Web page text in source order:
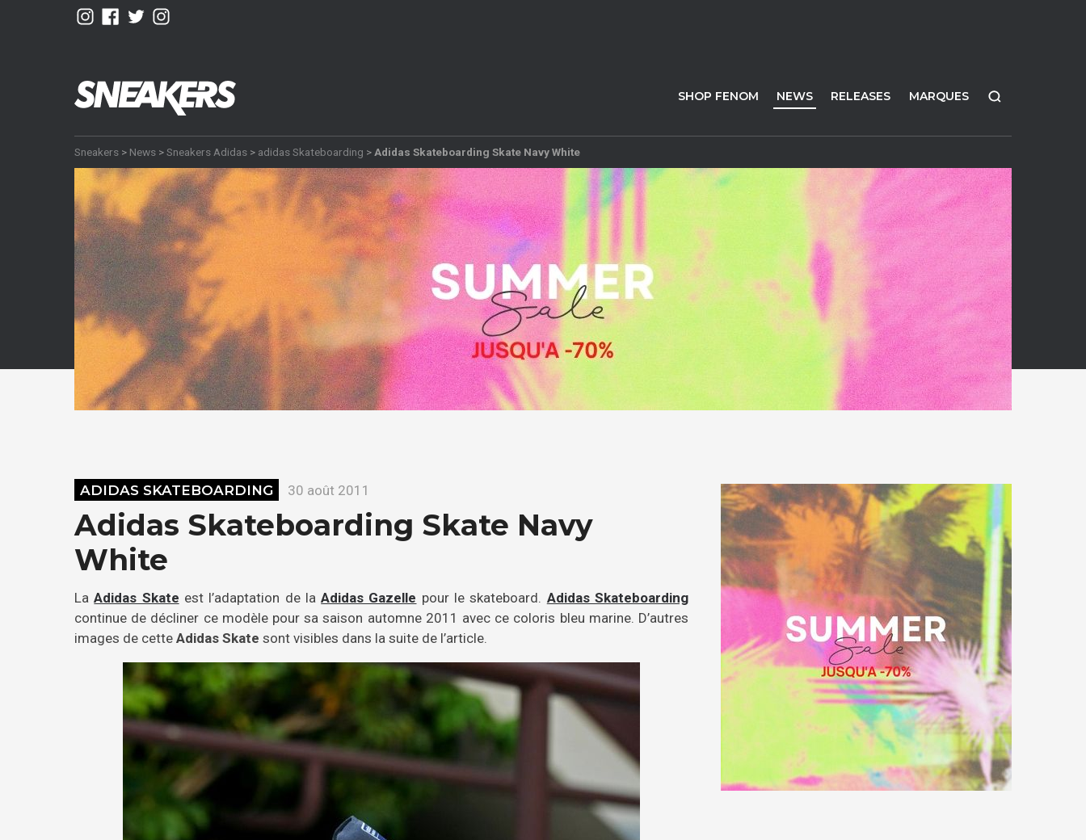
SHOP FENOM NEWS RELEASES MARQUES
Sneakers > News >Sneakers Adidas > adidas Skateboarding > Adidas Skateboarding Skate Navy White
ADIDAS SKATEBOARDING 30 août 2011
Adidas Skateboarding Skate Navy
White
LaAdidas Skate est l’adaptation de laAdidas Gazelle pour le skateboard. Adidas Skateboarding
continue de décliner ce modèle pour sa saison automne 2011 avec ce coloris bleu marine. D’autres
images de cette Adidas Skate sont visibles dans la suite de l’article.